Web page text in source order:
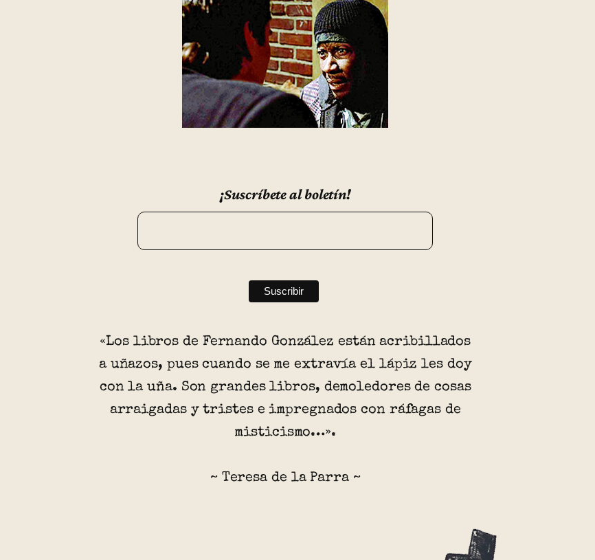
¡Suscríbete al boletín!
«Los libros de Fernando González están acribillados
a uñazos, pues cuando se me extravía el lápiz les doy
con la uña. Son grandes libros, demoledores de cosas
arraigadas y tristes e impregnados con ráfagas de
misticismo…».
~ Teresa de la Parra ~